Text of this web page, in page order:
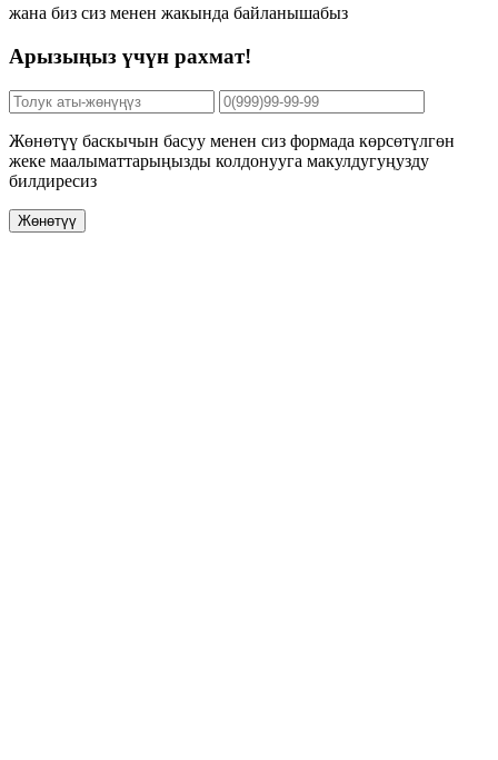
жана биз сиз менен жакында байланышабыз
Арызыңыз үчүн рахмат!
Жөнөтүү баскычын басуу менен сиз формада көрсөтүлгөн
жеке маалыматтарыңызды колдонууга макулдугуңузду
билдиресиз
Жөнөтүү